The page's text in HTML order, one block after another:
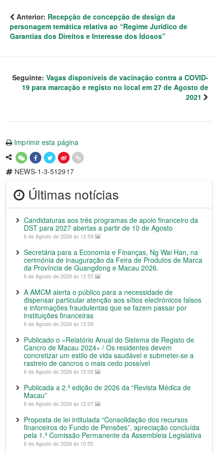
Anterior: Recepção de concepção de design da
personagem temática relativa ao “Regime Jurídico de
Garantias dos Direitos e Interesse dos Idosos”
Seguinte: Vagas disponíveis de vacinação contra a COVID-
19 para marcação e registo no local em 27 de Agosto de
2021
Imprimir esta página
NEWS-1-3-512917
Últimas notícias
Candidaturas aos três programas de apoio financeiro da
DST para 2027 abertas a partir de 10 de Agosto
6 de Agosto de 2026 às 12:59
Secretária para a Economia e Finanças, Ng Wai Han, na
cerimónia de inauguração da Feira de Produtos de Marca
da Província de Guangdong e Macau 2026.
6 de Agosto de 2026 às 12:55
A AMCM alerta o público para a necessidade de
dispensar particular atenção aos sítios electrónicos falsos
e informações fraudulentas que se fazem passar por
instituições financeiras
6 de Agosto de 2026 às 12:29
Publicado o «Relatório Anual do Sistema de Registo de
Cancro de Macau 2024» / Os residentes devem
concretizar um estilo de vida saudável e submeter-se a
rastreio de cancros o mais cedo possível
6 de Agosto de 2026 às 12:08
Publicada a 2.ª edição de 2026 da “Revista Médica de
Macau”
6 de Agosto de 2026 às 12:07
Proposta de lei intitulada “Consolidação dos recursos
financeiros do Fundo de Pensões”, apreciação concluída
pela 1.ª Comissão Permanente da Assembleia Legislativa
6 de Agosto de 2026 às 10:50